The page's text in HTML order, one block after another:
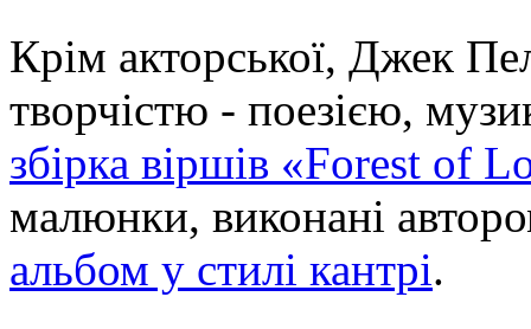
Крім акторської, Джек
творчістю - поезією,
збірка віршів «Forest of
малюнки, виконані
альбом у стилі кантрі.